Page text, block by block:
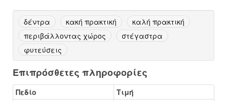
δέντρα κακή πρακτική
καλή πρακτική
περιβάλλοντας χώρος
στέγαστρα
φυτεύσεις
Επιπρόσθετες πληροφορίες
Πεδίο
Τιμή